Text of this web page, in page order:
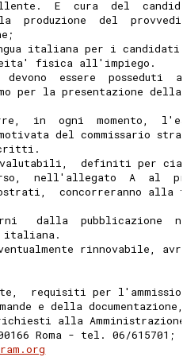
E  cura  del
produzione  del
italiana per i
fisica all'impiego.
devono  essere  posseduti
per la presentazione della
in  ogni  momento,
del commissario
definiti per
nell'allegato  A  al
concorreranno alla
dalla  pubblicazione
italiana.
rinnovabile,
requisiti per
e della
richiesti alla
Roma - tel. 06/615701;